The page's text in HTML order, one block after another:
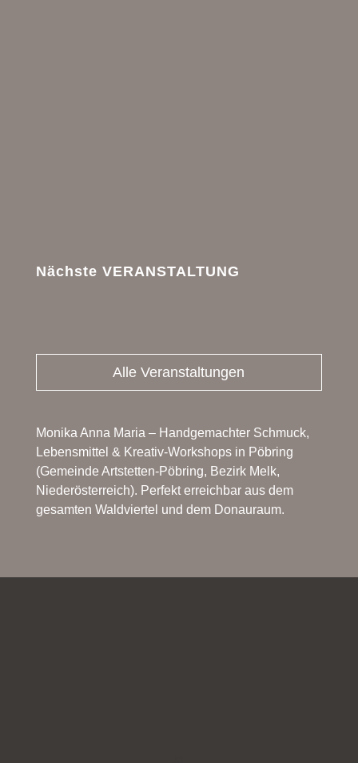
Nächste VERANSTALTUNG
Alle Veranstaltungen
Monika Anna Maria – Handgemachter Schmuck,
Lebensmittel & Kreativ-Workshops in Pöbring
(Gemeinde Artstetten-Pöbring, Bezirk Melk,
Niederösterreich). Perfekt erreichbar aus dem
gesamten Waldviertel und dem Donauraum.